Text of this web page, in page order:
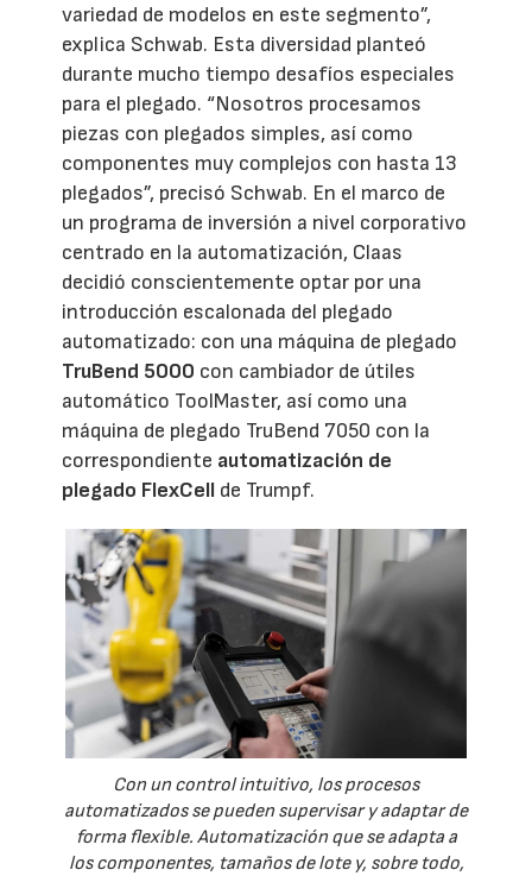
variedad de modelos en este segmento”,
explica Schwab. Esta diversidad planteó
durante mucho tiempo desafíos especiales
para el plegado. “Nosotros procesamos
piezas con plegados simples, así como
componentes muy complejos con hasta 13
plegados”, precisó Schwab. En el marco de
un programa de inversión a nivel corporativo
centrado en la automatización, Claas
decidió conscientemente optar por una
introducción escalonada del plegado
automatizado: con una máquina de plegado
TruBend 5000 con cambiador de útiles
automático ToolMaster, así como una
máquina de plegado TruBend 7050 con la
correspondiente automatización de
plegado FlexCell de Trumpf.
Con un control intuitivo, los procesos
automatizados se pueden supervisar y adaptar de
forma flexible. Automatización que se adapta a
los componentes, tamaños de lote y, sobre todo,